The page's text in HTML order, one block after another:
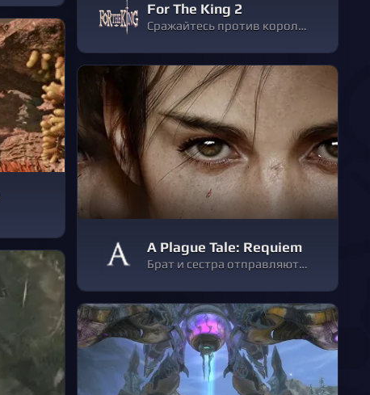
For The King 2
Сражайтесь против королевы Фарула в одиночку или в составе группы из четырех игроков в продолжении For The King — знаменитой и популярной пошаговой настольной roguelite-RPG. Сможете ли вы разгадать ужасную тайну когда-то всеми любимой королевы?
A Plague Tale: Requiem
Брат и сестра отправляются в новое странствие в суровом, полном тьмы мире. Решайте, на что вы готовы пойти, чтобы выжить и спасти своих любимых. Что бы вы ни выбрали, к вашим услугам богатый арсенал оружия, инструментов и магических сил.